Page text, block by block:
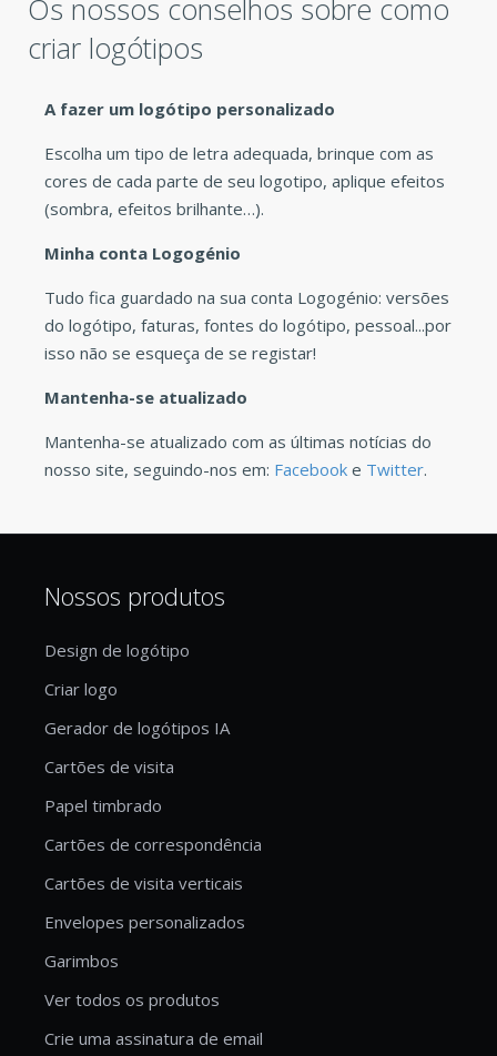
Os nossos conselhos sobre como
criar logótipos
A fazer um logótipo personalizado
Escolha um tipo de letra adequada, brinque com as
cores de cada parte de seu logotipo, aplique efeitos
(sombra, efeitos brilhante…).
Minha conta Logogénio
Tudo fica guardado na sua conta Logogénio: versões
do logótipo, faturas, fontes do logótipo, pessoal...por
isso não se esqueça de se registar!
Mantenha-se atualizado
Mantenha-se atualizado com as últimas notícias do
nosso site, seguindo-nos em: Facebook e Twitter.
Nossos produtos
Design de logótipo
Criar logo
Gerador de logótipos IA
Cartões de visita
Papel timbrado
Cartões de correspondência
Cartões de visita verticais
Envelopes personalizados
Garimbos
Ver todos os produtos
Crie uma assinatura de email